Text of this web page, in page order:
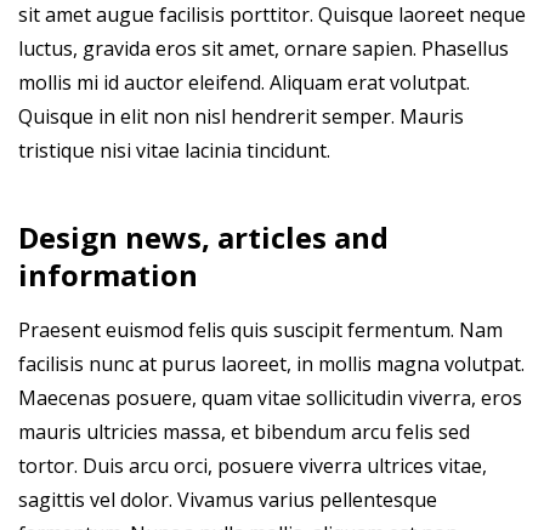
sit amet augue facilisis porttitor. Quisque laoreet neque
luctus, gravida eros sit amet, ornare sapien. Phasellus
mollis mi id auctor eleifend. Aliquam erat volutpat.
Quisque in elit non nisl hendrerit semper. Mauris
tristique nisi vitae lacinia tincidunt.
Design news, articles and
information
Praesent euismod felis quis suscipit fermentum. Nam
facilisis nunc at purus laoreet, in mollis magna volutpat.
Maecenas posuere, quam vitae sollicitudin viverra, eros
mauris ultricies massa, et bibendum arcu felis sed
tortor. Duis arcu orci, posuere viverra ultrices vitae,
sagittis vel dolor. Vivamus varius pellentesque